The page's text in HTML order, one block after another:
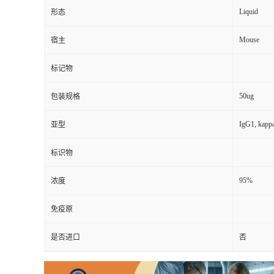
形态 Liquid
宿主 Mouse
标记物
包装规格 50ug
亚型 IgG1,
标识物
浓度 95%
免疫原
是否进口 否